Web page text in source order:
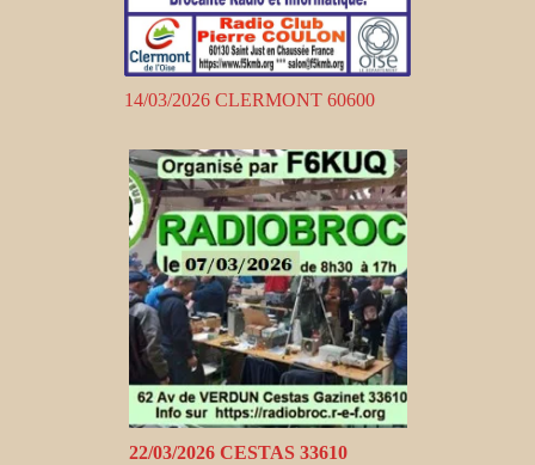
14/03/2026 CLERMONT 60600
22/03/2026 CESTAS 33610